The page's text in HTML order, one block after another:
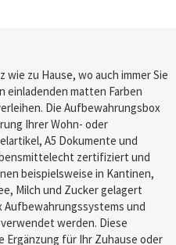
zu Hause, wo auch immer Sie
einladenden matten Farben
Die Aufbewahrungsbox
Ihrer Wohn- oder
A5 Dokumente und
zertifiziert und
beispielsweise in Kantinen,
Milch und Zucker gelagert
Aufbewahrungssystems und
werden. Diese
für Ihr Zuhause oder